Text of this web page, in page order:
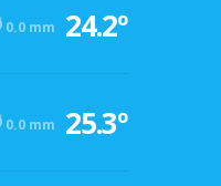
0.0 mm 24.2º
0.0 mm 25.3º